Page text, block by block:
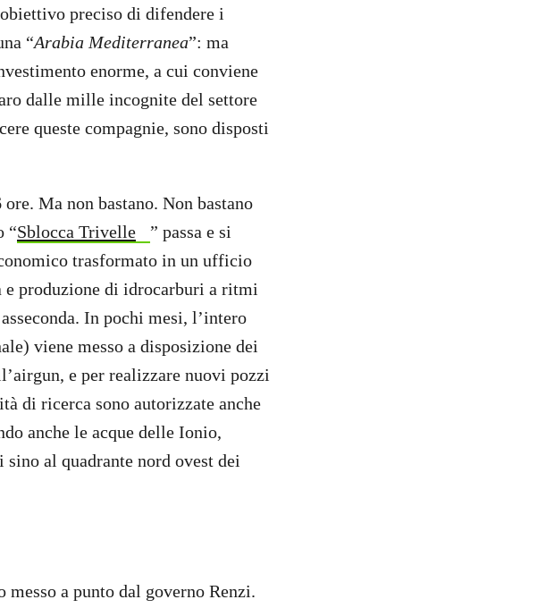
preciso di difendere i
“Arabia Mediterranea”: ma
enorme, a cui conviene
dalle mille incognite del settore
queste compagnie, sono disposti
Ma non bastano. Non bastano
“Sblocca Trivelle
” passa e si
trasformato in un ufficio
produzione di idrocarburi a ritmi
In pochi mesi, l’intero
viene messo a disposizione dei
e per realizzare nuovi pozzi
di ricerca sono autorizzate anche
anche le acque delle Ionio,
al quadrante nord ovest dei
a punto dal governo Renzi.